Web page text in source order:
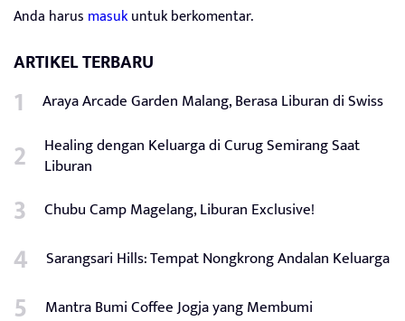
Anda harus masukuntuk berkomentar.
ARTIKEL TERBARU
Araya Arcade Garden Malang, Berasa Liburan di Swiss
Healing dengan Keluarga di Curug Semirang Saat
Liburan
Chubu Camp Magelang, Liburan Exclusive!
Sarangsari Hills: Tempat Nongkrong Andalan Keluarga
Mantra Bumi Coffee Jogja yang Membumi